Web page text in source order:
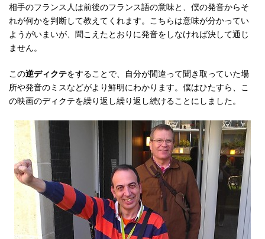
相手のフランス人は前後のフランス語の意味と、僕の発音からそ
れが何かを判断して教えてくれます。こちらは意味が分かってい
ようがいまいが、聞こえたとおりに発音をしなければ決して通じ
ません。
この逆ディクテをすることで、自分が間違って聞き取っていた場
所や発音のミスなどがより鮮明にわかります。僕はひたすら、こ
の映画のディクテを繰り返し繰り返し続けることにしました。